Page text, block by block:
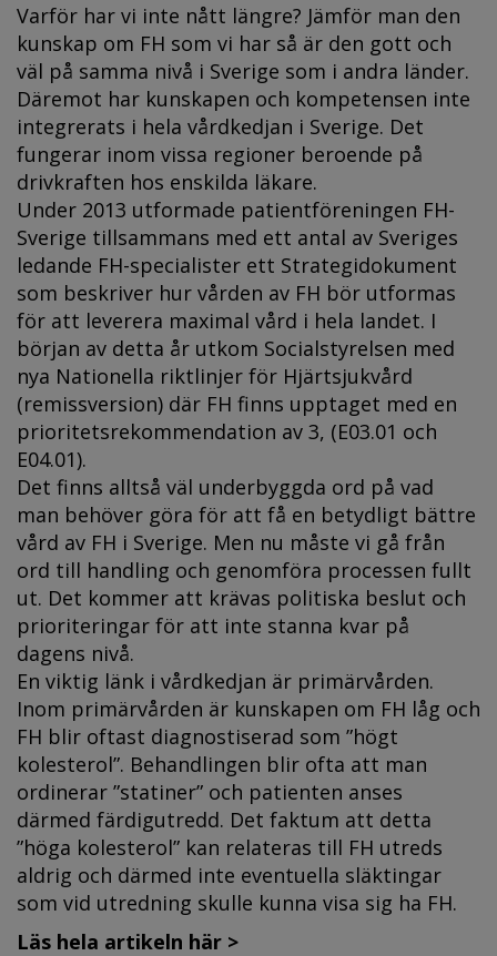
Varför har vi inte nått längre? Jämför man den
kunskap om FH som vi har så är den gott och
väl på samma nivå i Sverige som i andra länder.
Däremot har kunskapen och kompetensen inte
integrerats i hela vårdkedjan i Sverige. Det
fungerar inom vissa regioner beroende på
drivkraften hos enskilda läkare.
Under 2013 utformade patientföreningen FH-
Sverige tillsammans med ett antal av Sveriges
ledande FH-specialister ett Strategidokument
som beskriver hur vården av FH bör utformas
för att leverera maximal vård i hela landet. I
början av detta år utkom Socialstyrelsen med
nya Nationella riktlinjer för Hjärtsjukvård
(remissversion) där FH finns upptaget med en
prioritetsrekommendation av 3, (E03.01 och
E04.01).
Det finns alltså väl underbyggda ord på vad
man behöver göra för att få en betydligt bättre
vård av FH i Sverige. Men nu måste vi gå från
ord till handling och genomföra processen fullt
ut. Det kommer att krävas politiska beslut och
prioriteringar för att inte stanna kvar på
dagens nivå.
En viktig länk i vårdkedjan är primärvården.
Inom primär­vården är kunskapen om FH låg och
FH blir oftast diagnostiserad som ”högt
kolesterol”. Behandlingen blir ofta att man
ordinerar ”statiner” och patienten anses
därmed färdigutredd. Det faktum att detta
”höga kolesterol” kan relateras till FH utreds
aldrig och därmed inte eventuella släktingar
som vid utredning skulle kunna visa sig ha FH.
Läs hela artikeln här >